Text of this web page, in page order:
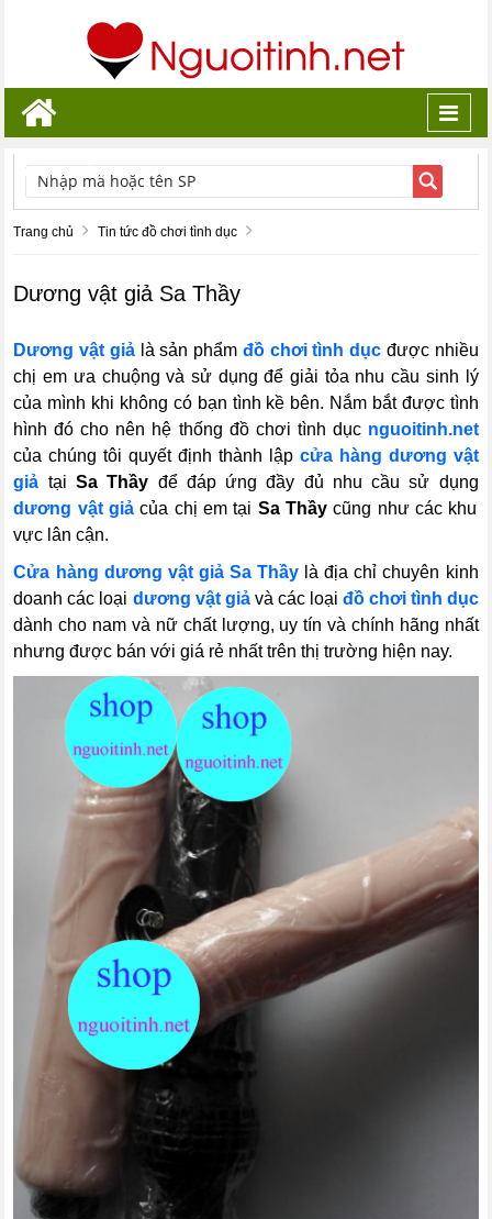
TÌM KIẾM
Trang chủ Tin tức đồ chơi tình dục
Dương vật giả Sa Thầy
Dương vật giảlà sản phẩm đồ chơi tình dục được nhiều
chị em ưa chuộng và sử dụng để giải tỏa nhu cầu sinh lý
của mình khi không có bạn tình kề bên. Nắm bắt được tình
hình đó cho nên hệ thống đồ chơi tình dục nguoitinh.net
của chúng tôi quyết định thành lập cửa hàng dương vật
giả tại Sa Thầy để đáp ứng đầy đủ nhu cầu sử dụng
dương vật giả của chị em tại Sa Thầycũng như các khu
vực lân cận.
Cửa hàng dương vật giả Sa Thầy là địa chỉ chuyên kinh
doanh các loại dương vật giảvà các loại đồ chơi tình dục
dành cho nam và nữ chất lượng, uy tín và chính hãng nhất
nhưng được bán với giá rẻ nhất trên thị trường hiện nay.